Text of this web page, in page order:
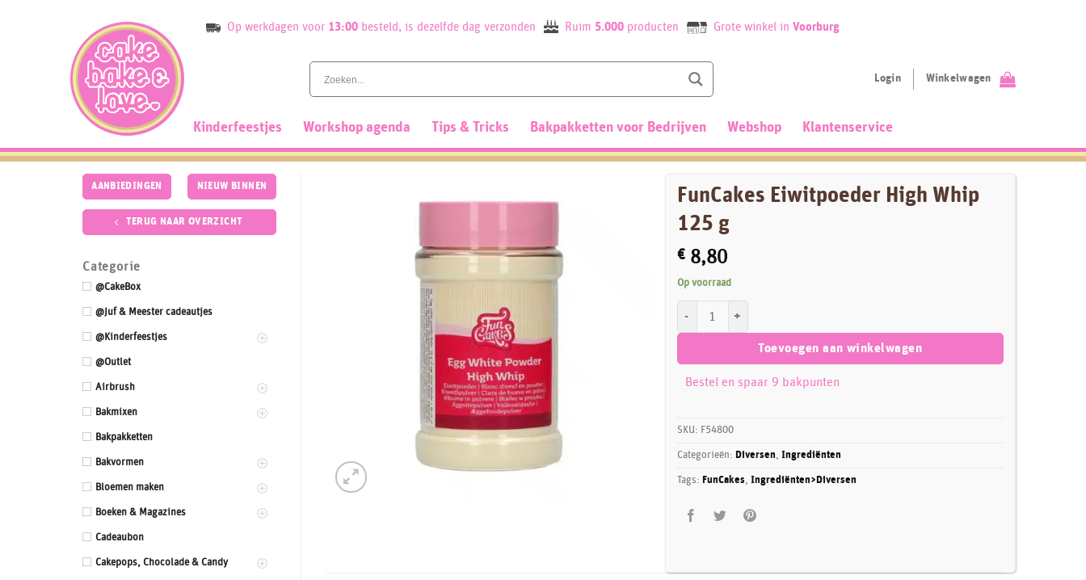
Op werkdagen voor 13:00besteld, is dezelfde dag verzonden Ruim 5.000producten Grote winkel in Voorburg
Login Winkelwagen
Kinderfeestjes Workshop agenda Tips & Tricks Bakpakketten voor Bedrijven Webshop Klantenservice
AANBIEDINGEN NIEUW BINNEN
TERUG NAAR OVERZICHT
Categorie
@CakeBox
@Juf & Meester cadeautjes
@Kinderfeestjes
@Outlet
Airbrush
Bakmixen
Bakpakketten
Bakvormen
Bloemen maken
Boeken & Magazines
Cadeaubon
Cakepops, Chocolade & Candy
FunCakes Eiwitpoeder High Whip
125 g
€8,80
Op voorraad
Toevoegen aan winkelwagen
Bestel en spaar 9 bakpunten
SKU: F54800
Categorieën: Diversen, Ingrediënten
Tags: FunCakes, Ingrediënten>Diversen